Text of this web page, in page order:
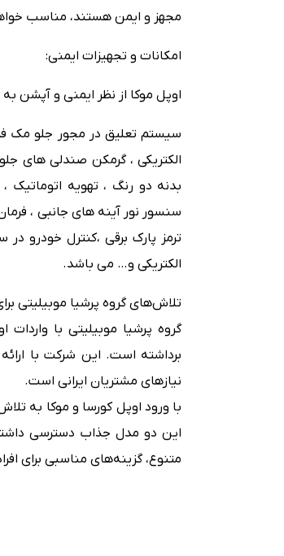
مجهز و ایمن هستند، مناسب
امکانات و تجهیزات ایمنی:
اوپل موکا از نظر ایمنی و آپشن
سیستم تعلیق در مجور جلو مک
الکتریکی ، گرمکن صندلی های
سنسور نور آینه های جانبی ،
ترمز پارک برقی ،کنترل خودرو
الکتریکی و… می باشد.
تلاش‌های گروه پرشیا موبیلیتی
گروه پرشیا موبیلیتی با
برداشته است. این شرکت با
نیازهای مشتریان ایرانی است.
با ورود اوپل کورسا و موکا به
این دو مدل جذاب دسترسی
متنوع، گزینه‌های مناسبی برای